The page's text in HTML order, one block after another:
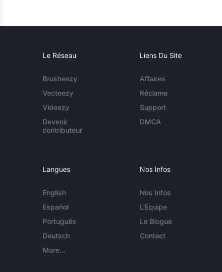
Le Réseau
Brusheezy
Vecteezy
Videezy
Devenir
contributeur
Liens Du Site
Affaires
Réclame
Support
DMCA
Langues
English
Español
Português
Deutsch
More...
Nos Infos
Nos Infos
L'Équipe
Le Blogue
Contact